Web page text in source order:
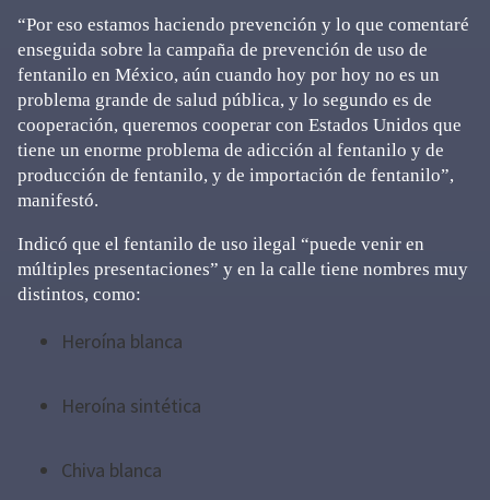
“Por eso estamos haciendo prevención y lo que comentaré
enseguida sobre la campaña de prevención de uso de
fentanilo en México, aún cuando hoy por hoy no es un
problema grande de salud pública, y lo segundo es de
cooperación, queremos cooperar con Estados Unidos que
tiene un enorme problema de adicción al fentanilo y de
producción de fentanilo, y de importación de fentanilo”,
manifestó.
Indicó que el fentanilo de uso ilegal “puede venir en
múltiples presentaciones” y en la calle tiene nombres muy
distintos, como:
Heroína blanca
Heroína sintética
Chiva blanca